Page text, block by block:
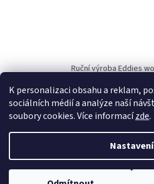
K personalizaci obsahu a reklam,
sociálních médií a analýze naší
soubory cookies. Více informacízde.
Nastavení
Ruční výroba Eddies
Nastavil tým
Copyright 2026Eddies-